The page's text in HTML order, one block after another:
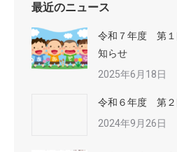
最近のニュース
令和７年度 第
知らせ
2025年6月18日
令和６年度 第
2024年9月26日